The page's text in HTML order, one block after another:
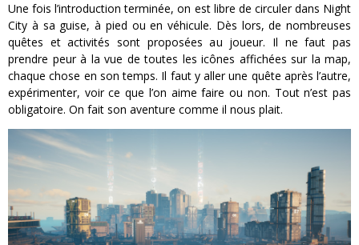
Une fois l’introduction terminée, on est libre de circuler dans Night
City à sa guise, à pied ou en véhicule. Dès lors, de nombreuses
quêtes et activités sont proposées au joueur. Il ne faut pas
prendre peur à la vue de toutes les icônes affichées sur la map,
chaque chose en son temps. Il faut y aller une quête après l’autre,
expérimenter, voir ce que l’on aime faire ou non. Tout n’est pas
obligatoire. On fait son aventure comme il nous plait.